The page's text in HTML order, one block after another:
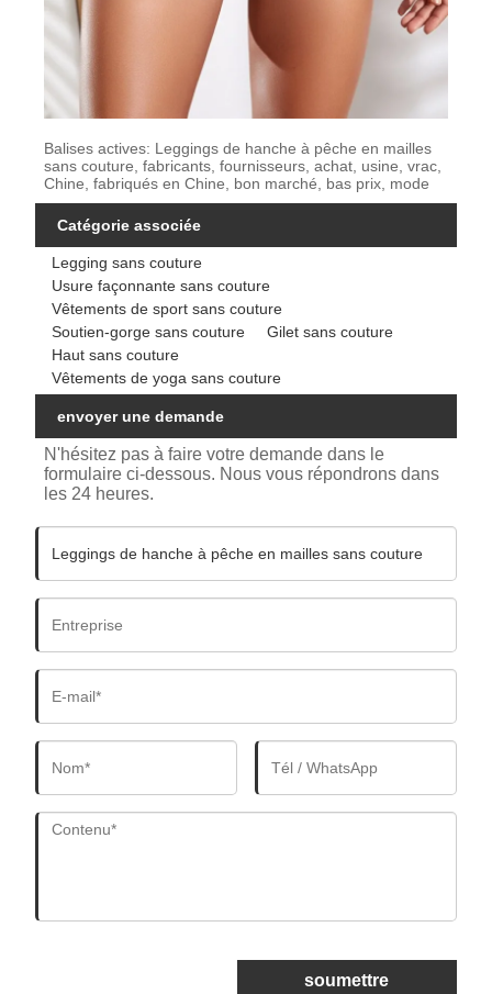
Balises actives: Leggings de hanche à pêche en mailles
sans couture, fabricants, fournisseurs, achat, usine, vrac,
Chine, fabriqués en Chine, bon marché, bas prix, mode
Catégorie associée
Legging sans couture
Usure façonnante sans couture
Vêtements de sport sans couture
Soutien-gorge sans couture
Gilet sans couture
Haut sans couture
Vêtements de yoga sans couture
envoyer une demande
N'hésitez pas à faire votre demande dans le
formulaire ci-dessous. Nous vous répondrons dans
les 24 heures.
soumettre